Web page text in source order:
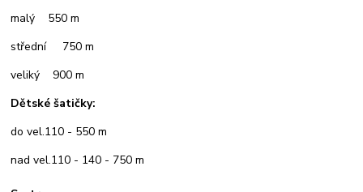
malý 550 m
střední 750 m
veliký 900 m
Dětské šatičky:
do vel.110 - 550 m
nad vel.110 - 140 - 750 m